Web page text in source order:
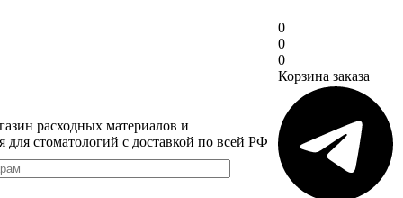
расходных материалов и
для стоматологий с доставкой по всей РФ
0
0
0
Корзина заказа